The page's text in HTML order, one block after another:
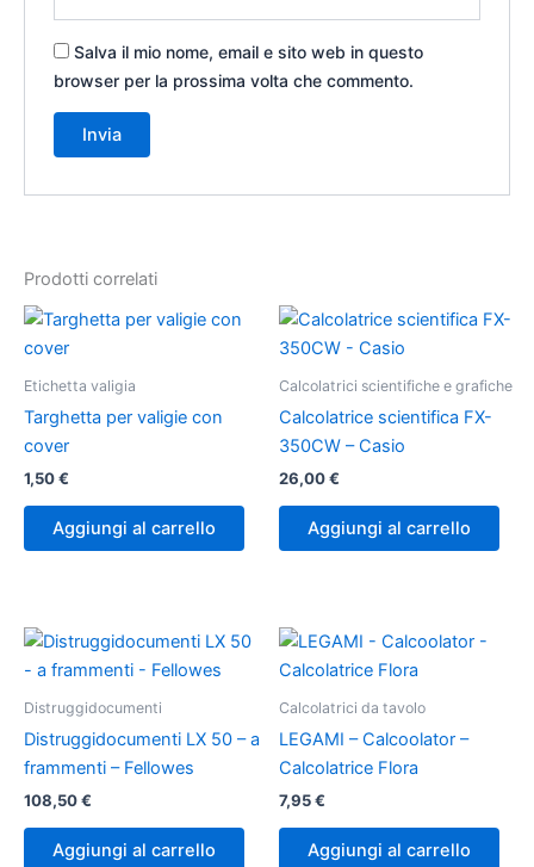
Salva il mio nome, email e sito web in questo
browser per la prossima volta che commento.
Prodotti correlati
Etichetta valigia
Targhetta per valigie con
cover
1,50€
Aggiungi al carrello
Calcolatrici scientifiche e grafiche
Calcolatrice scientifica FX-
350CW – Casio
26,00€
Aggiungi al carrello
Distruggidocumenti
Distruggidocumenti LX 50 – a
frammenti – Fellowes
108,50€
Aggiungi al carrello
Calcolatrici da tavolo
LEGAMI – Calcoolator –
Calcolatrice Flora
7,95€
Aggiungi al carrello